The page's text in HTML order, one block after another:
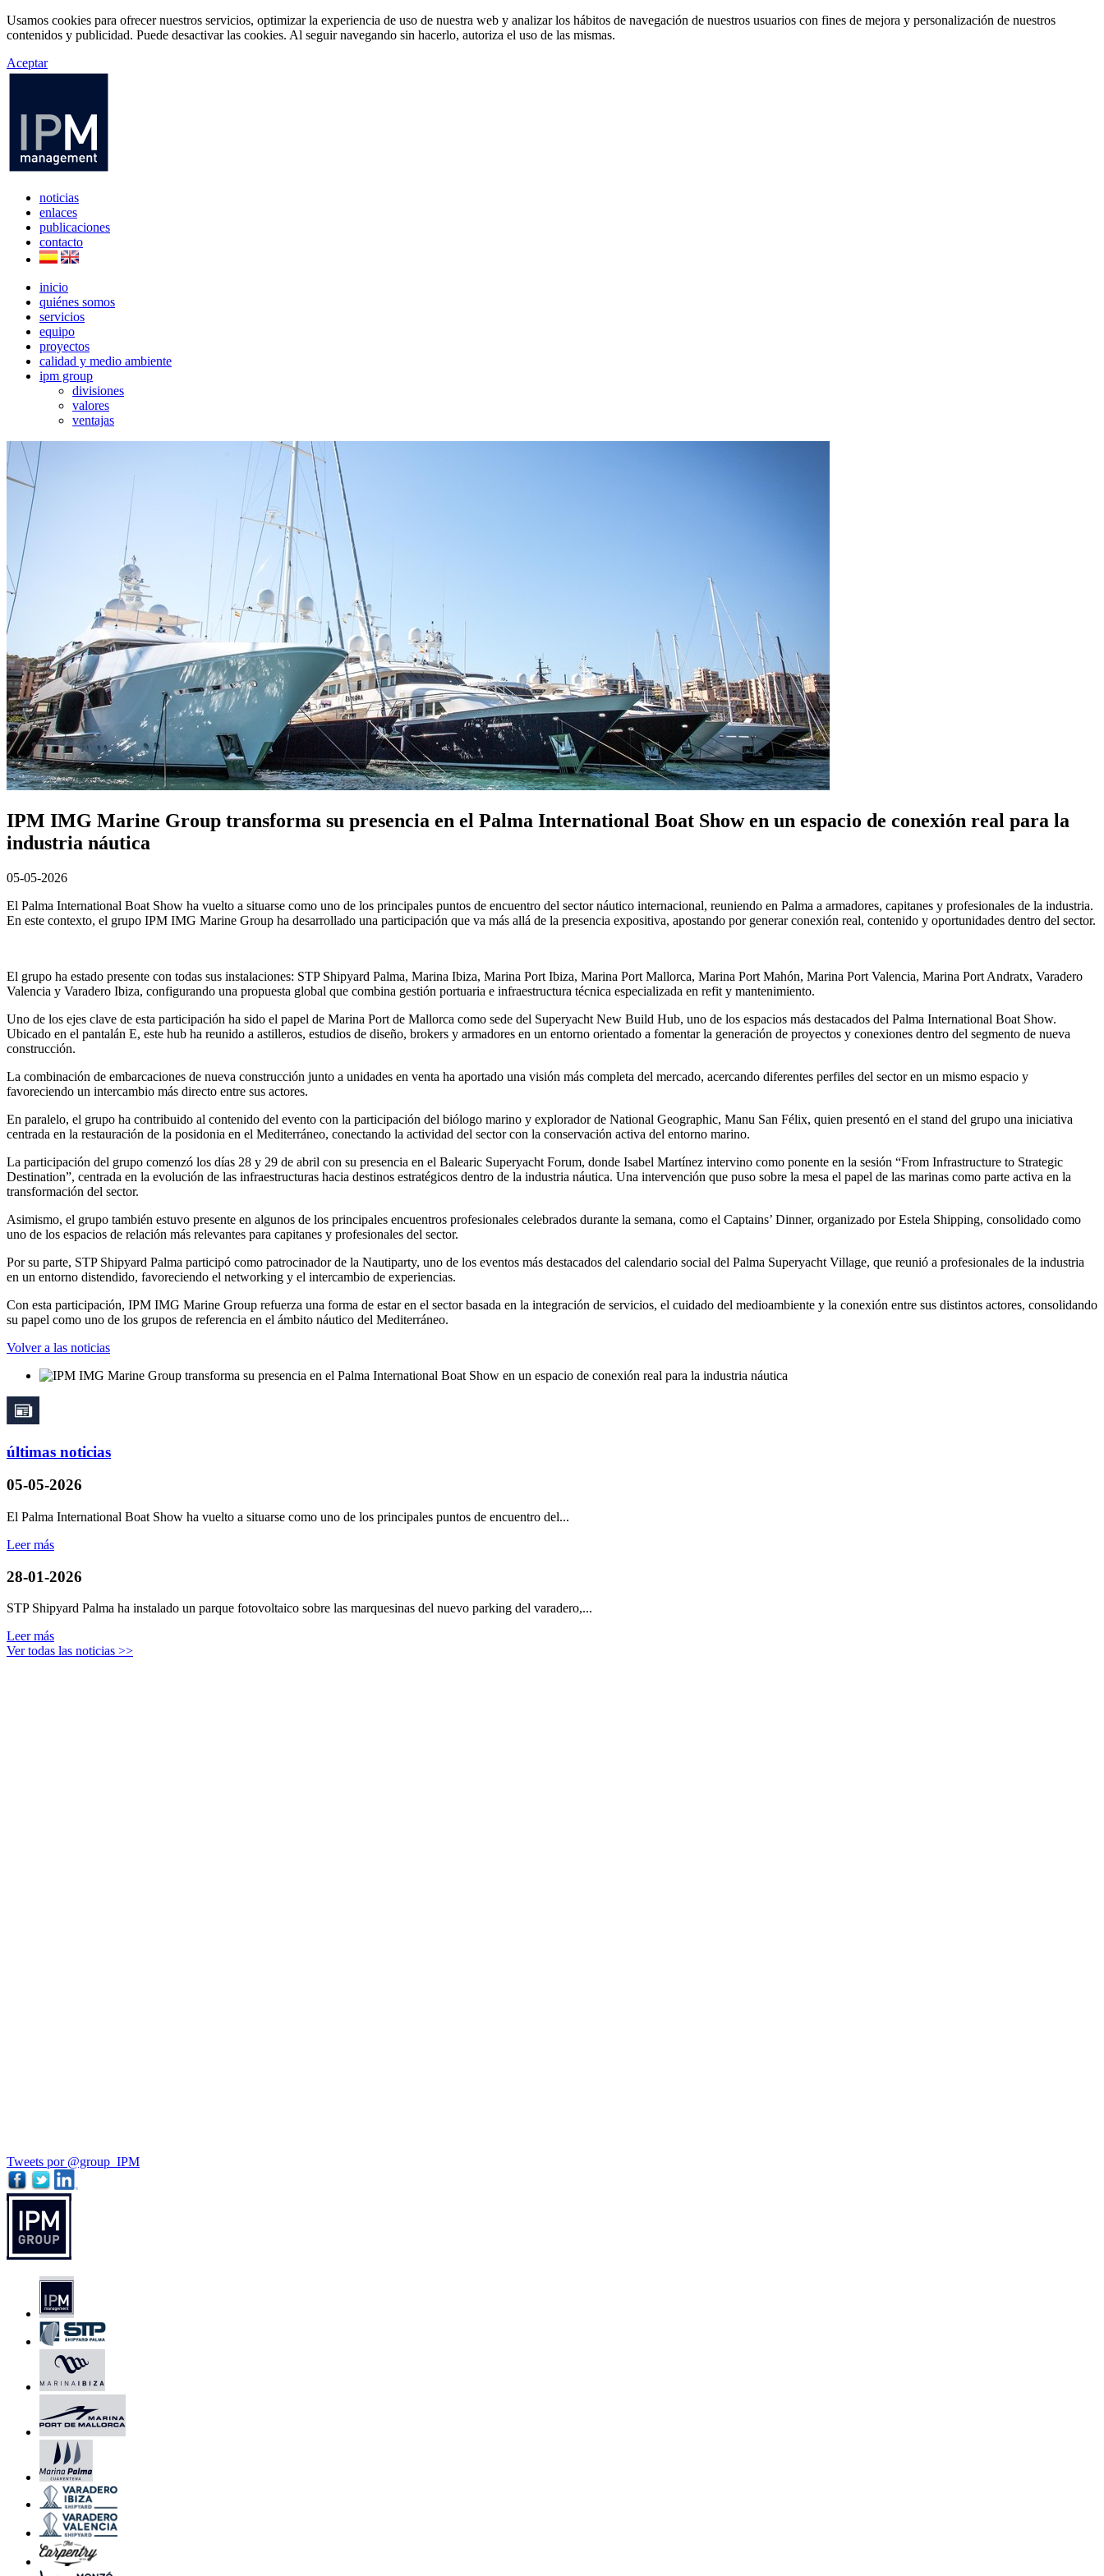
Usamos cookies para ofrecer nuestros servicios, optimizar la experiencia de uso de nuestra web y analizar los hábitos de navegación de nuestros usuarios con fines de mejora y personalización de nuestros
contenidos y publicidad. Puede desactivar las cookies. Al seguir navegando sin hacerlo, autoriza el uso de las mismas.
Aceptar
noticias
enlaces
publicaciones
contacto
inicio
quiénes somos
servicios
equipo
proyectos
calidad y medio ambiente
ipm group
divisiones
valores
ventajas
IPM IMG Marine Group transforma su presencia en el Palma International Boat Show en un espacio de conexión real para la
industria náutica
05-05-2026
El Palma International Boat Show ha vuelto a situarse como uno de los principales puntos de encuentro del sector náutico internacional, reuniendo en Palma a armadores, capitanes y profesionales de la industria.
En este contexto, el grupo IPM IMG Marine Group ha desarrollado una participación que va más allá de la presencia expositiva, apostando por generar conexión real, contenido y oportunidades dentro del sector.
El grupo ha estado presente con todas sus instalaciones: STP Shipyard Palma, Marina Ibiza, Marina Port Ibiza, Marina Port Mallorca, Marina Port Mahón, Marina Port Valencia, Marina Port Andratx, Varadero
Valencia y Varadero Ibiza, configurando una propuesta global que combina gestión portuaria e infraestructura técnica especializada en refit y mantenimiento.
Uno de los ejes clave de esta participación ha sido el papel de Marina Port de Mallorca como sede del Superyacht New Build Hub, uno de los espacios más destacados del Palma International Boat Show.
Ubicado en el pantalán E, este hub ha reunido a astilleros, estudios de diseño, brokers y armadores en un entorno orientado a fomentar la generación de proyectos y conexiones dentro del segmento de nueva
construcción.
La combinación de embarcaciones de nueva construcción junto a unidades en venta ha aportado una visión más completa del mercado, acercando diferentes perfiles del sector en un mismo espacio y
favoreciendo un intercambio más directo entre sus actores.
En paralelo, el grupo ha contribuido al contenido del evento con la participación del biólogo marino y explorador de National Geographic, Manu San Félix, quien presentó en el stand del grupo una iniciativa
centrada en la restauración de la posidonia en el Mediterráneo, conectando la actividad del sector con la conservación activa del entorno marino.
La participación del grupo comenzó los días 28 y 29 de abril con su presencia en el Balearic Superyacht Forum, donde Isabel Martínez intervino como ponente en la sesión “From Infrastructure to Strategic
Destination”, centrada en la evolución de las infraestructuras hacia destinos estratégicos dentro de la industria náutica. Una intervención que puso sobre la mesa el papel de las marinas como parte activa en la
transformación del sector.
Asimismo, el grupo también estuvo presente en algunos de los principales encuentros profesionales celebrados durante la semana, como el Captains’ Dinner, organizado por Estela Shipping, consolidado como
uno de los espacios de relación más relevantes para capitanes y profesionales del sector.
Por su parte, STP Shipyard Palma participó como patrocinador de la Nautiparty, uno de los eventos más destacados del calendario social del Palma Superyacht Village, que reunió a profesionales de la industria
en un entorno distendido, favoreciendo el networking y el intercambio de experiencias.
Con esta participación, IPM IMG Marine Group refuerza una forma de estar en el sector basada en la integración de servicios, el cuidado del medioambiente y la conexión entre sus distintos actores, consolidando
su papel como uno de los grupos de referencia en el ámbito náutico del Mediterráneo.
Volver a las noticias
últimas noticias
05-05-2026
El Palma International Boat Show ha vuelto a situarse como uno de los principales puntos de encuentro del...
Leer más
28-01-2026
STP Shipyard Palma ha instalado un parque fotovoltaico sobre las marquesinas del nuevo parking del varadero,...
Leer más
Ver todas las noticias >>
Tweets por @group_IPM